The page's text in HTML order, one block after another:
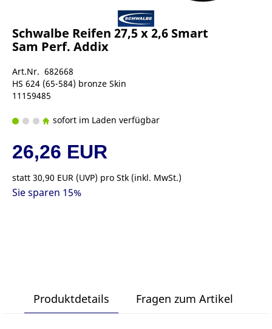
Schwalbe Reifen 27,5 x 2,6 Smart
Sam Perf. Addix
Art.Nr. 682668
HS 624 (65-584) bronze Skin
11159485
sofort im Laden verfügbar
26,26 EUR
statt 30,90 EUR (UVP) pro Stk (inkl. MwSt.)
Sie sparen 15%
Produktdetails Fragen zum Artikel